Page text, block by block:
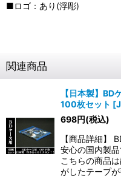
■ロゴ：あり(浮彫)
関連商品
【日本製】
100枚セット [
698円(税込)
【商品詳細】
安心の国内製
こちらの商品
がしたテープ